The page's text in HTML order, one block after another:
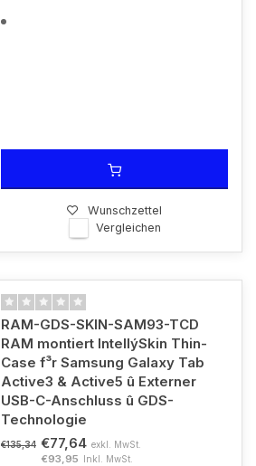
Wunschzettel
Vergleichen
RAM-GDS-SKIN-SAM93-TCD
RAM montiert IntellýSkin Thin-
Case f³r Samsung Galaxy Tab
Active3 & Active5 û Externer
USB-C-Anschluss û GDS-
Technologie
€135,34 €77,64 exkl. MwSt.
€93,95 Inkl. MwSt.